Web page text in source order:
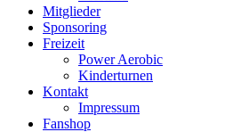
Mitglieder
Sponsoring
Freizeit
Power Aerobic
Kinderturnen
Kontakt
Impressum
Fanshop